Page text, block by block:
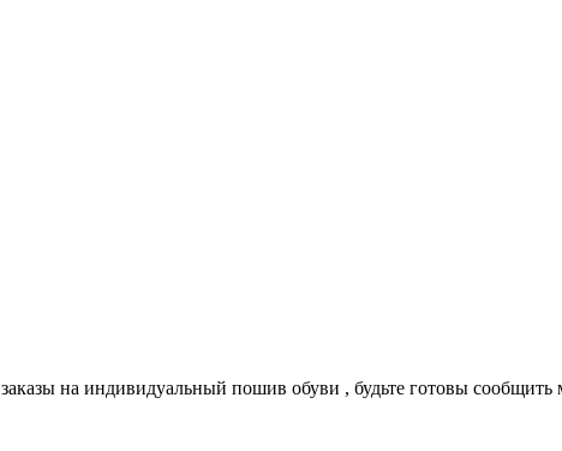
на индивидуальный пошив обуви , будьте готовы сообщить